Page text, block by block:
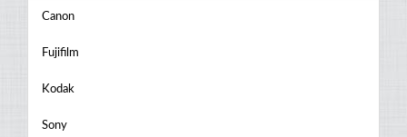
Canon
Fujifilm
Kodak
Sony